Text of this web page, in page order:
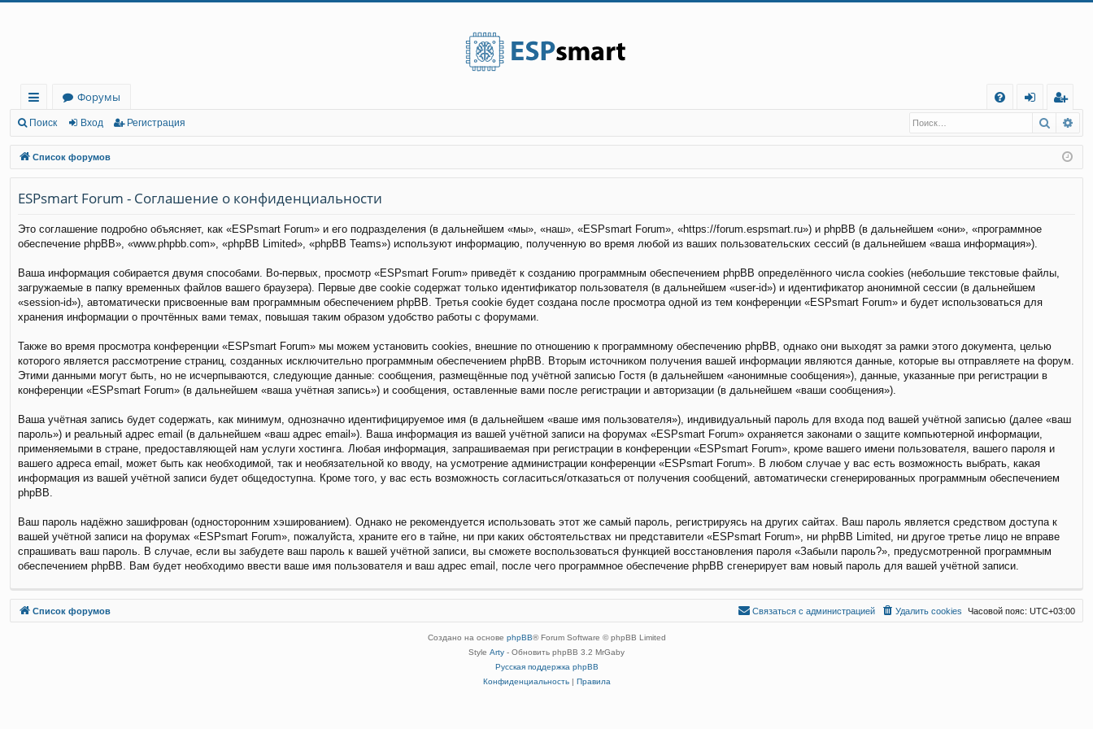
с
ы
лк
и
Форумы
Q
д
г
ис
тр
Поиск Вход Регистрация Поиск
Список форумов
ESPsmart Forum - Соглашение о конфиденциальности
Это соглашение подробно объясняет, как «ESPsmart Forum» и его подразделения (в дальнейшем «мы», «наш», «ESPsmart Forum», «https://forum.espsmart.ru») и phpBB (в дальнейшем «они», «программное
обеспечение phpBB», «www.phpbb.com», «phpBB Limited», «phpBB Teams») используют информацию, полученную во время любой из ваших пользовательских сессий (в дальнейшем «ваша информация»).
Ваша информация собирается двумя способами. Во-первых, просмотр «ESPsmart Forum» приведёт к созданию программным обеспечением phpBB определённого числа cookies (небольшие текстовые файлы,
загружаемые в папку временных файлов вашего браузера). Первые две cookie содержат только идентификатор пользователя (в дальнейшем «user-id») и идентификатор анонимной сессии (в дальнейшем
«session-id»), автоматически присвоенные вам программным обеспечением phpBB. Третья cookie будет создана после просмотра одной из тем конференции «ESPsmart Forum» и будет использоваться для
хранения информации о прочтённых вами темах, повышая таким образом удобство работы с форумами.
Также во время просмотра конференции «ESPsmart Forum» мы можем установить cookies, внешние по отношению к программному обеспечению phpBB, однако они выходят за рамки этого документа, целью
которого является рассмотрение страниц, созданных исключительно программным обеспечением phpBB. Вторым источником получения вашей информации являются данные, которые вы отправляете на форум.
Этими данными могут быть, но не исчерпываются, следующие данные: сообщения, размещённые под учётной записью Гостя (в дальнейшем «анонимные сообщения»), данные, указанные при регистрации в
конференции «ESPsmart Forum» (в дальнейшем «ваша учётная запись») и сообщения, оставленные вами после регистрации и авторизации (в дальнейшем «ваши сообщения»).
Ваша учётная запись будет содержать, как минимум, однозначно идентифицируемое имя (в дальнейшем «ваше имя пользователя»), индивидуальный пароль для входа под вашей учётной записью (далее «ваш
пароль») и реальный адрес email (в дальнейшем «ваш адрес email»). Ваша информация из вашей учётной записи на форумах «ESPsmart Forum» охраняется законами о защите компьютерной информации,
применяемыми в стране, предоставляющей нам услуги хостинга. Любая информация, запрашиваемая при регистрации в конференции «ESPsmart Forum», кроме вашего имени пользователя, вашего пароля и
вашего адреса email, может быть как необходимой, так и необязательной ко вводу, на усмотрение администрации конференции «ESPsmart Forum». В любом случае у вас есть возможность выбрать, какая
информация из вашей учётной записи будет общедоступна. Кроме того, у вас есть возможность согласиться/отказаться от получения сообщений, автоматически сгенерированных программным обеспечением
phpBB.
Ваш пароль надёжно зашифрован (односторонним хэшированием). Однако не рекомендуется использовать этот же самый пароль, регистрируясь на других сайтах. Ваш пароль является средством доступа к
вашей учётной записи на форумах «ESPsmart Forum», пожалуйста, храните его в тайне, ни при каких обстоятельствах ни представители «ESPsmart Forum», ни phpBB Limited, ни другое третье лицо не вправе
спрашивать ваш пароль. В случае, если вы забудете ваш пароль к вашей учётной записи, вы сможете воспользоваться функцией восстановления пароля «Забыли пароль?», предусмотренной программным
обеспечением phpBB. Вам будет необходимо ввести ваше имя пользователя и ваш адрес email, после чего программное обеспечение phpBB сгенерирует вам новый пароль для вашей учётной записи.
Список форумов Часовой пояс: UTC+03:00
Удалить cookies
Связаться с
Связаться с администрацией
Создано на основе phpBB® Forum Software © phpBB Limited
Style Arty - Обновить phpBB 3.2 MrGaby
Русская поддержка phpBB
Конфиденциальность| Правила